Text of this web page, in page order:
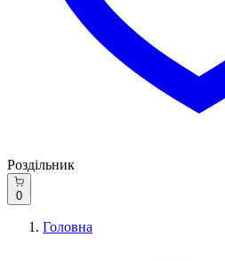
Роздільник
0
Головна